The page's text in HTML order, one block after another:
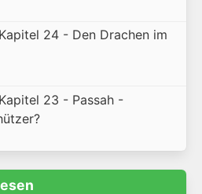
24 - Den Drachen im
23 - Passah -